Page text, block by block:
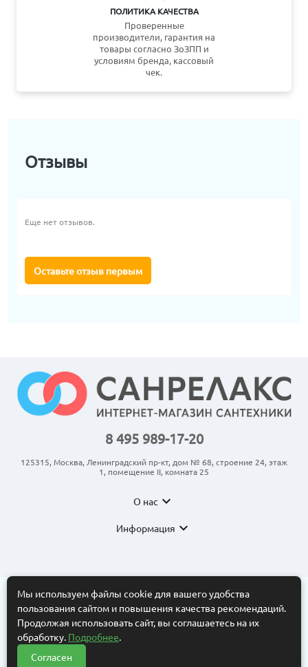
ПОЛИТИКА КАЧЕСТВА
Проверенные
производители, гарантия на
товары согласно ЗоЗПП и
условиям бренда, кассовый
чек.
Отзывы
Еще нет отзывов.
Оставьте отзыв первым
8 495 989-17-20
125315, Москва, Ленинградский пр-кт, дом № 68, строение 24, этаж
1, помещение II, комната 25
О нас expand_more
Информация expand_more
© 2011-2026 ООО “АНКОМ”
Все торговые марки принадлежат их владельцам. Копирование
составляющих частей сайта в какой бы то ни было форме без
разрешения владельца авторских прав запрещено. Интернет-
магазин носит исключительно информационный характер.
Информационные материалы, размеры, фото и цены сайта не
Мы используем файлы cookie для вашего удобства
пользования сайтом и повышения качества рекомендаций.
Продолжая использовать сайт, вы соглашаетесь на их
обработку. Подробнее.
Согласен